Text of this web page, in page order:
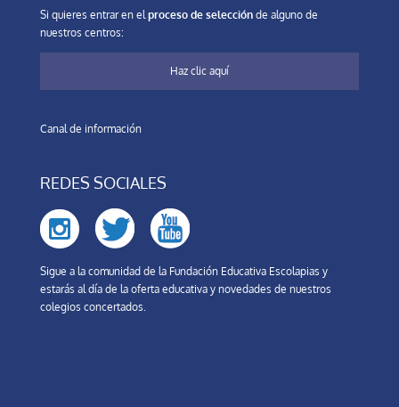
Si quieres entrar en el proceso de selecciónde alguno de
nuestros centros:
Haz clic aquí
Canal de información
REDES SOCIALES
Sigue a la comunidad de la Fundación Educativa Escolapias y
estarás al día de la oferta educativa y novedades de nuestros
colegios concertados.